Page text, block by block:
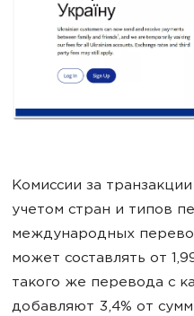
Комиссии за
учетом стран и типов
международных
может составлять от
такого же перевода с
добавляют 3,4% от